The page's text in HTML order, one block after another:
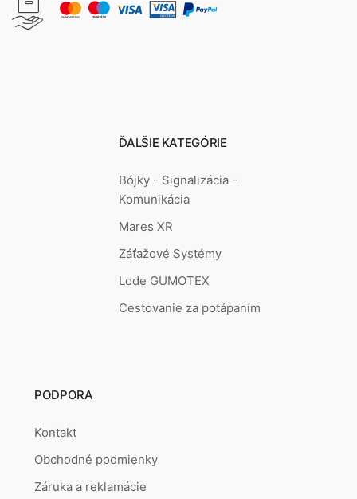
ĎALŠIE KATEGÓRIE
Bójky - Signalizácia -
Komunikácia
Mares XR
Záťažové Systémy
Lode GUMOTEX
Cestovanie za potápaním
PODPORA
Kontakt
Obchodné podmienky
Záruka a reklamácie